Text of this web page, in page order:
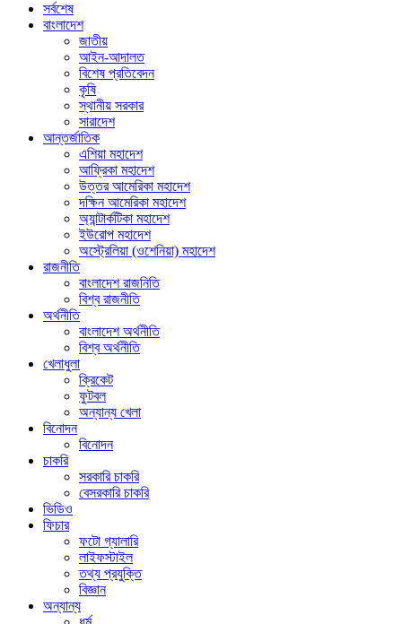
সর্বশেষ
বাংলাদেশ
জাতীয়
আইন-আদালত
বিশেষ প্রতিবেদন
কৃষি
স্থানীয় সরকার
সারাদেশ
আন্তর্জাতিক
এশিয়া মহাদেশ
আফ্রিকা মহাদেশ
উত্তর আমেরিকা মহাদেশ
দক্ষিন আমেরিকা মহাদেশ
অ্যান্টার্কটিকা মহাদেশ
ইউরোপ মহাদেশ
অস্ট্রেলিয়া (ওশেনিয়া) মহাদেশ
রাজনীতি
বাংলাদেশ রাজনিতি
বিশ্ব রাজনীতি
অর্থনীতি
বাংলাদেশ অর্থনীতি
বিশ্ব অর্থনীতি
খেলাধুলা
ক্রিকেট
ফুটবল
অন্যান্য খেলা
বিনোদন
বিনোদন
চাকরি
সরকারি চাকরি
বেসরকারি চাকরি
ভিডিও
ফিচার
ফটো গ্যালারি
লাইফস্টাইল
তথ্য প্রযুক্তি
বিজ্ঞান
অন্যান্য